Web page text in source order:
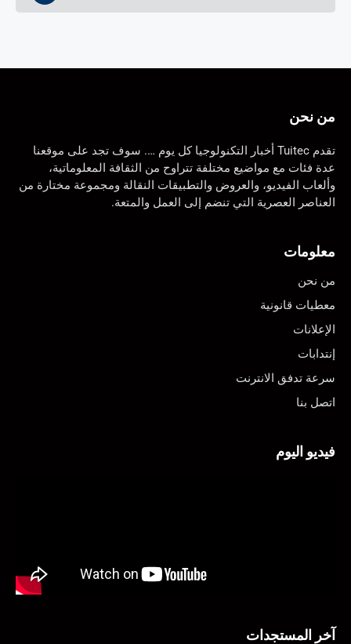
من نحن
تقدم Tuitec أخبار التكنولوجيا كل يوم …. سوف تجد على موقعنا
عدة فئات مع مواضيع مختلفة تتراوح من الثقافة المعلوماتية،
وألعاب الفيديو، والعروض والتطبيقات النقالة ومجموعة مختارة من
العناصر العصرية التي تنضم إلى العمل والمتعة.
معلومات
من نحن
معطيات قانونية
الإعلانات
إنتدابات
سرعة تدفق الانترنت
اتصل بنا
فيديو اليوم
آخر المستجدات